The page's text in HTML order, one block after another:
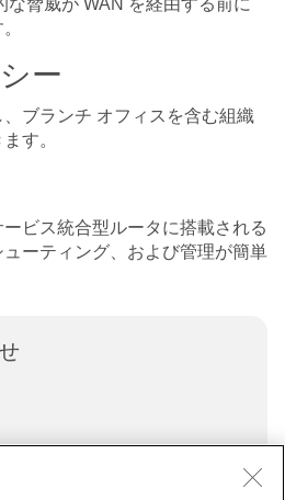
な脅威が WAN を経由する前に
ー
ブランチ オフィスを含む組織
す。
ビス統合型ルータに搭載される
ーティング、および管理が簡単